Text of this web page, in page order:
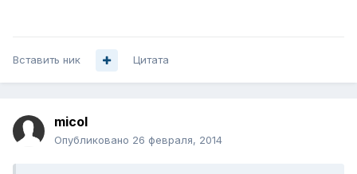
Вставить ник Цитата
micol
Опубликовано 26 февраля, 2014